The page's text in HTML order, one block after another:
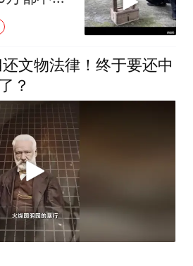
文物法律！终于要还中
？